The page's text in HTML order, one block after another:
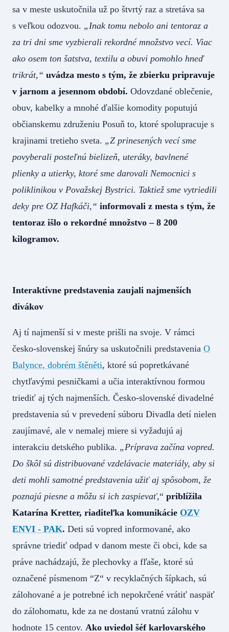
sa v meste uskutočnila už po štvrtý raz a stretáva sa
s veľkou odozvou. „Inak tomu nebolo ani tentoraz a
za tri dni sme vyzbierali rekordné množstvo vecí. Viac
ako osem ton šatstva, textilu a obuvi pomohlo hneď
trikrát,“ uvádza mesto s tým, že zbierku pripravuje
v jarnom a jesennom období. Odovzdané oblečenie,
obuv, kabelky a mnohé ďalšie komodity poputujú
občianskemu združeniu Posuň to, ktoré spolupracuje s
krajinami tretieho sveta. „Z prinesených vecí sme
povyberali posteľnú bielizeň, uteráky, bavlnené
plienky a utierky, ktoré sme darovali Nemocnici s
poliklinikou v Považskej Bystrici. Taktiež sme vytriedili
deky pre OZ Hafkáči,“ informovali z mesta s tým, že
tentoraz išlo o rekordné množstvo – 8 200
kilogramov.
Interaktívne predstavenia zaujali najmenších
divákov
Aj tí najmenší si v meste prišli na svoje. V rámci
česko-slovenskej šnúry sa uskutočnili predstavenia O
Balynce, dobrém štěněti, ktoré sú popretkávané
chytľavými pesničkami a učia interaktívnou formou
triediť aj tých najmenších. Česko-slovenské divadelné
predstavenia sú v prevedení súboru Divadla detí nielen
zaujímavé, ale v nemalej miere si vyžadujú aj
interakciu detského publika. „Príprava začína vopred.
Do škôl sú distribuované vzdelávacie materiály, aby si
deti mohli samotné predstavenia užiť aj spôsobom, že
poznajú piesne a môžu si ich zaspievať,“ priblížila
Katarína Kretter, riaditeľka komunikácie OZV
ENVI - PAK. Deti sú vopred informované, ako
správne triediť odpad v danom meste či obci, kde sa
práve nachádzajú, že plechovky a fľaše, ktoré sú
označené písmenom “Z“ v recyklačných šípkach, sú
zálohované a je potrebné ich nepokrčené vrátiť naspäť
do zálohomatu, kde za ne dostanú vratnú zálohu v
hodnote 15 centov. Ako uviedol šéf karlovarského